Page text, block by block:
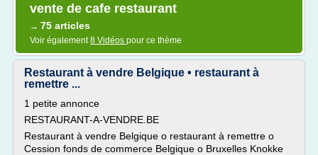
vente de cafe restaurant
→ 75 articles
Voir également8 Vidéos pour ce thème
Restaurant à vendre Belgique • restaurant à
remettre ...
1 petite annonce
RESTAURANT-A-VENDRE.BE
Restaurant à vendre Belgique o restaurant à remettre o
Cession fonds de commerce Belgique o Bruxelles Knokke